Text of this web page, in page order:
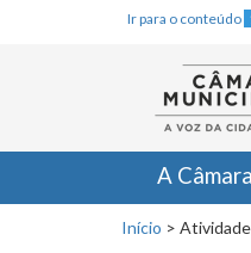
Ir para o conteúdo
A Câmara
Início >